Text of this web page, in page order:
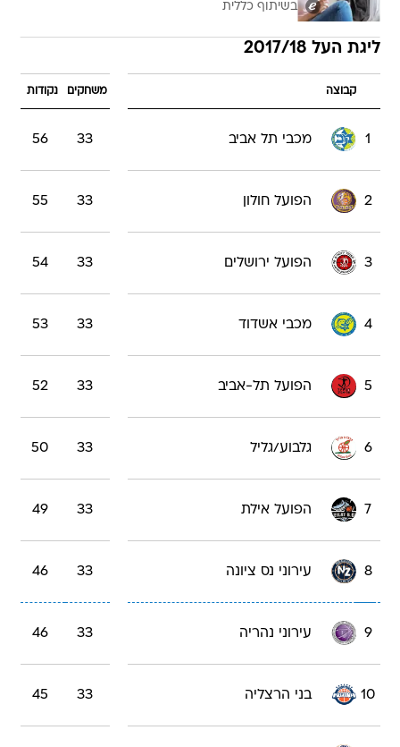
בשיתוף כללית
ליגת העל 2017/18
קבוצה משחקים נקודות
1 מכבי תל אביב 33
56
2 הפועל חולון 33
55
3 הפועל ירושלים 33
54
4 מכבי אשדוד 33
53
5 הפועל תל-אביב 33
52
6 גלבוע/גליל 33
50
7 הפועל אילת 33
49
8 עירוני נס ציונה 33
46
9 עירוני נהריה 33
46
10 בני הרצליה 33
45